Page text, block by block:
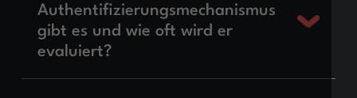
Authentifizierungsmechanismus
gibt es und wie oft wird er
evaluiert?